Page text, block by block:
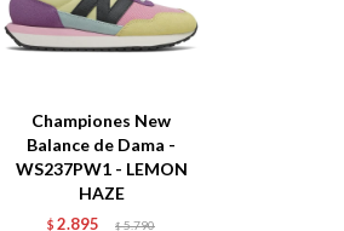
Championes New
Balance de Dama -
WS237PW1 - LEMON
HAZE
$ 2.895 $ 5.790